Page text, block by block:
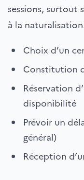
sessions, surtout
à la
Choix d’un
Constitution
Réservation
disponibilité
Prévoir un
général)
Réception